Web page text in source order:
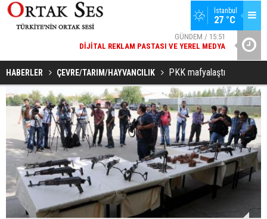
İstanbul
27 °C
GÜNDEM / 15:51
DIJITAL REKLAM PASTASI VE YEREL MEDYA
SPOR / 14:20
HABERLER ÇEVRE/TARIM/HAYVANCILIK PKK mafyalaştı